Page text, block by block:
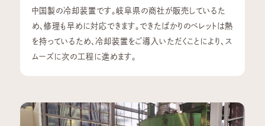
中国製の冷却装置です。岐阜県の商社が販売しているた
め、修理も早めに対応できます。できたばかりのペレットは熱
を持っているため、冷却装置をご導入いただくことにより、ス
ムーズに次の工程に進めます。